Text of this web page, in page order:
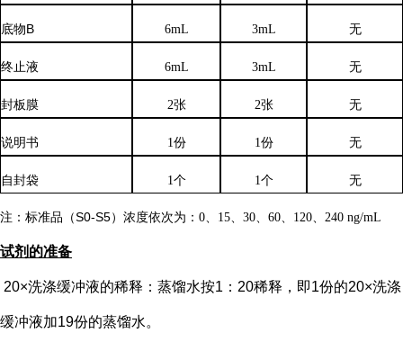
底物B 6mL 3mL 无
终止液 6mL 3mL 无
封板膜 2张 2张 无
说明书 1份 1份 无
自封袋 1个 1个 无
注：标准品（S0-S5）浓度依次为： 0、15、30、60、120、240 ng/mL
试剂的准备
20×洗涤缓冲液的稀释：蒸馏水按1：20稀释，即1份的20×洗涤
缓冲液加19份的蒸馏水。